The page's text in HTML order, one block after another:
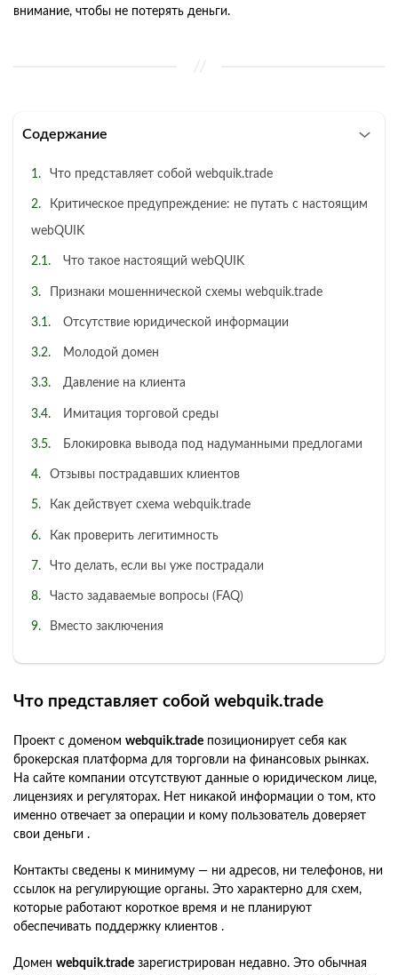
внимание, чтобы не потерять деньги.
Содержание
Что представляет собой webquik.trade
Критическое предупреждение: не путать с настоящим
webQUIK
Что такое настоящий webQUIK
Признаки мошеннической схемы webquik.trade
Отсутствие юридической информации
Молодой домен
Давление на клиента
Имитация торговой среды
Блокировка вывода под надуманными предлогами
Отзывы пострадавших клиентов
Как действует схема webquik.trade
Как проверить легитимность
Что делать, если вы уже пострадали
Часто задаваемые вопросы (FAQ)
Вместо заключения
Что представляет собой webquik.trade
Проект с доменом webquik.trade позиционирует себя как
брокерская платформа для торговли на финансовых рынках.
На сайте компании отсутствуют данные о юридическом лице,
лицензиях и регуляторах. Нет никакой информации о том, кто
именно отвечает за операции и кому пользователь доверяет
свои деньги .
Контакты сведены к минимуму — ни адресов, ни телефонов, ни
ссылок на регулирующие органы. Это характерно для схем,
которые работают короткое время и не планируют
обеспечивать поддержку клиентов .
Домен webquik.trade зарегистрирован недавно. Это обычная